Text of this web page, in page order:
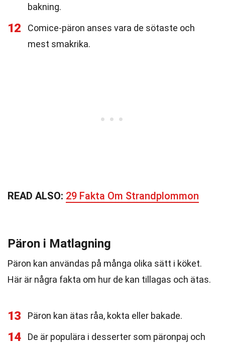
bakning.
12
Comice-päron anses vara de sötaste och
mest smakrika.
READ ALSO: 29 Fakta Om Strandplommon
Päron i Matlagning
Päron kan användas på många olika sätt i köket.
Här är några fakta om hur de kan tillagas och ätas.
13 Päron kan ätas råa, kokta eller bakade.
14
De är populära i desserter som päronpaj och